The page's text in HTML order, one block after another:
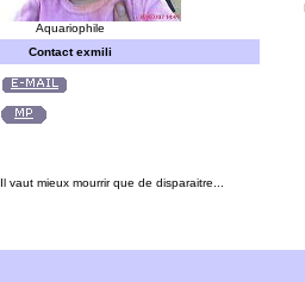
Aquariophile
Contact exmili
Il vaut mieux mourrir que de disparaitre...